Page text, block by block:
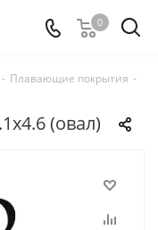
0
- Плавающие покрытия -
(овал)